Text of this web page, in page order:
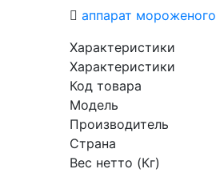
аппарат мороженого
Характеристики
Характеристики
Код товара
Модель
Производитель
Страна
Вес нетто (Кг)